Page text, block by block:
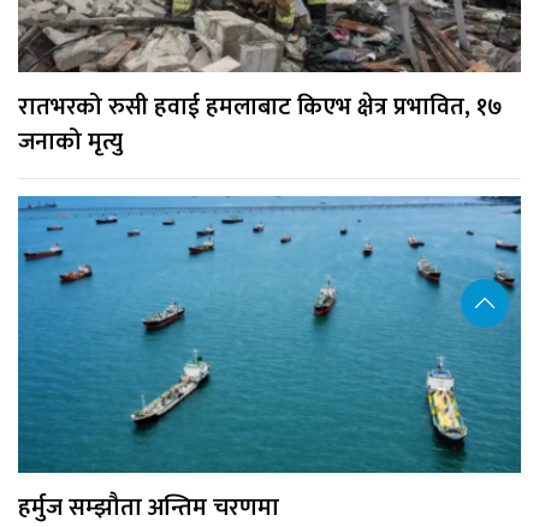
रातभरको रुसी हवाई हमलाबाट किएभ क्षेत्र प्रभावित, १७
जनाको मृत्यु
हर्मुज सम्झौता अन्तिम चरणमा